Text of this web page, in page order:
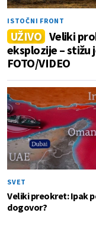
ISTOČNI FRONT
UŽIVO Veliki
eksplozije – stižu
FOTO/VIDEO
SVET
Veliki preokret: Ipak
dogovor?